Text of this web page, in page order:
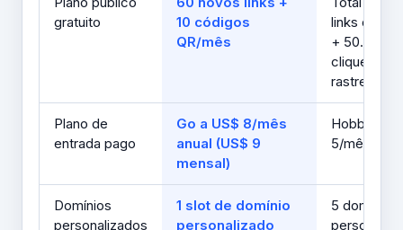
gratuito
10 códigos
QR/mês
links de
+ 50.000
cliques
Plano de
entrada pago
Go a US$ 8/mês
anual (US$ 9
mensal)
Hobby a
5/mês
Domínios
personalizados
1 slot de domínio
personalizado
5 domínios